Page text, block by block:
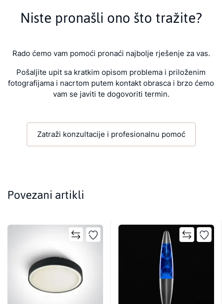
Niste pronašli ono što tražite?
Rado ćemo vam pomoći pronaći najbolje rješenje za vas.
Pošaljite upit sa kratkim opisom problema i priloženim
fotografijama i nacrtom putem kontakt obrasca i brzo ćemo
vam se javiti te dogovoriti termin.
Zatraži konzultacije i profesionalnu pomoć
Povezani artikli